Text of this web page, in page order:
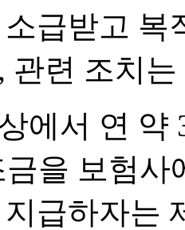
급받고 복
관련 조치
에서 연 약
을 보험
급하자는